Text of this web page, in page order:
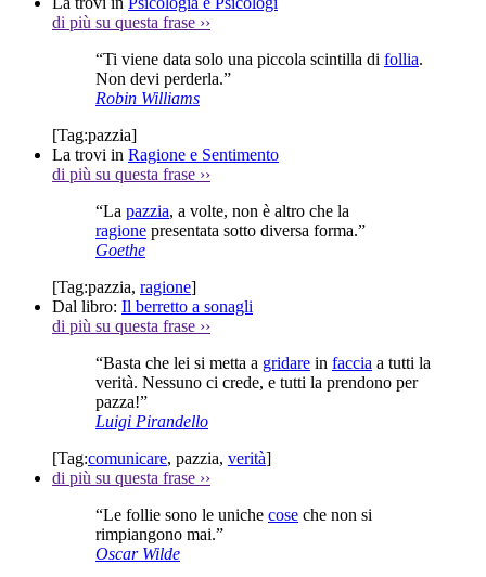
di più su questa frase ››
“Ti viene data solo una piccola scintilla di follia.
Non devi perderla.”
Robin Williams
[Tag:pazzia]
La trovi in Ragione e Sentimento
di più su questa frase ››
“La pazzia, a volte, non è altro che la
ragione presentata sotto diversa forma.”
Goethe
[Tag:pazzia, ragione]
Dal libro: Il berretto a sonagli
di più su questa frase ››
“Basta che lei si metta a gridare in faccia a tutti la
verità. Nessuno ci crede, e tutti la prendono per
pazza!”
Luigi Pirandello
[Tag:comunicare, pazzia, verità]
di più su questa frase ››
“Le follie sono le uniche cose che non si
rimpiangono mai.”
Oscar Wilde